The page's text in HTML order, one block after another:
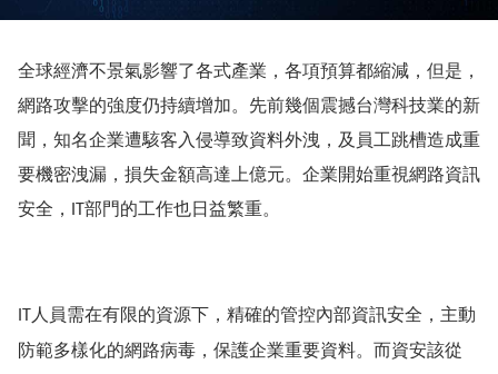
全球經濟不景氣影響了各式產業，各項預算都縮減，但是，
網路攻擊的強度仍持續增加。先前幾個震撼台灣科技業的新
聞，知名企業遭駭客入侵導致資料外洩，及員工跳槽造成重
要機密洩漏，損失金額高達上億元。企業開始重視網路資訊
安全，
部門的工作也日益繁重。
人員需在有限的資源下，精確的管控內部資訊安全，主動
防範多樣化的網路病毒，保護企業重要資料。而資安該從